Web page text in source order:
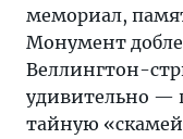
мемориал,
Монумент
Веллингтон-
удивительно —
тайную